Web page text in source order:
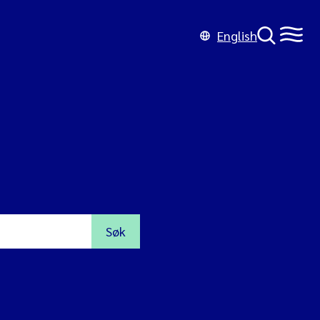
English
Søk